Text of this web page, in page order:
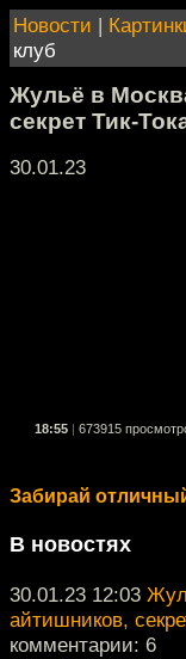
Новости |
клуб
Жульё в
секрет Тик-
30.01.23
18:55 673915
Забирай
В новостях
30.01.23 12:03
айтишников,
комментарии: 6